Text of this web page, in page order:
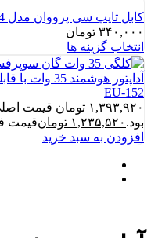
کابل تایپ سی پرووان مدل PCC144
۳۴۰,۰۰۰ تومان
انتخاب گزینه ها
EU-152
۱,۳۹۳,۹۲۰ تومان
بود. ۱,۲۳۵,۵۲۰ تومانقیمت فعلی:
افزودن به سبد خرید